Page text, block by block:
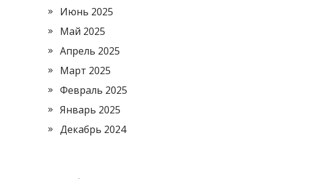
Июнь 2025
Май 2025
Апрель 2025
Март 2025
Февраль 2025
Январь 2025
Декабрь 2024